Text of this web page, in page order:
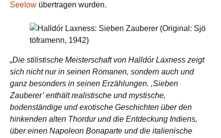
Seelow übertragen wurden.
„Die stilistische Meisterschaft von Halldór Laxness zeigt
sich nicht nur in seinen Romanen, sondern auch und
ganz besonders in seinen Erzählungen. ‚Sieben
Zauberer’ enthält realistische und mystische,
bodenständige und exotische Geschichten über den
hinkenden alten Thordur und die Entdeckung Indiens,
über einen Napoleon Bonaparte und die italienische